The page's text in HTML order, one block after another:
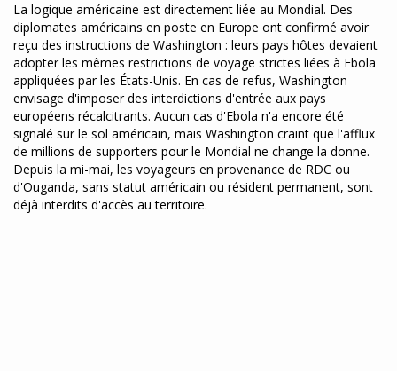
La logique américaine est directement liée au Mondial. Des
diplomates américains en poste en Europe ont confirmé avoir
reçu des instructions de Washington : leurs pays hôtes devaient
adopter les mêmes restrictions de voyage strictes liées à Ebola
appliquées par les États-Unis. En cas de refus, Washington
envisage d'imposer des interdictions d'entrée aux pays
européens récalcitrants. Aucun cas d'Ebola n'a encore été
signalé sur le sol américain, mais Washington craint que l'afflux
de millions de supporters pour le Mondial ne change la donne.
Depuis la mi-mai, les voyageurs en provenance de RDC ou
d'Ouganda, sans statut américain ou résident permanent, sont
déjà interdits d'accès au territoire.